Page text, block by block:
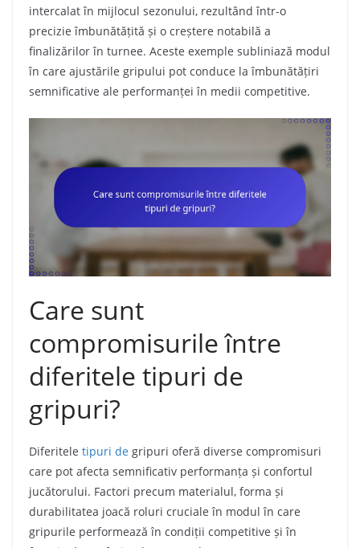
intercalat în mijlocul sezonului, rezultând într-o
precizie îmbunătățită și o creștere notabilă a
finalizărilor în turnee. Aceste exemple subliniază modul
în care ajustările gripului pot conduce la îmbunătățiri
semnificative ale performanței în medii competitive.
Care sunt
compromisurile între
diferitele tipuri de
gripuri?
Diferitele tipuri de gripuri oferă diverse compromisuri
care pot afecta semnificativ performanța și confortul
jucătorului. Factori precum materialul, forma și
durabilitatea joacă roluri cruciale în modul în care
gripurile performează în condiții competitive și în